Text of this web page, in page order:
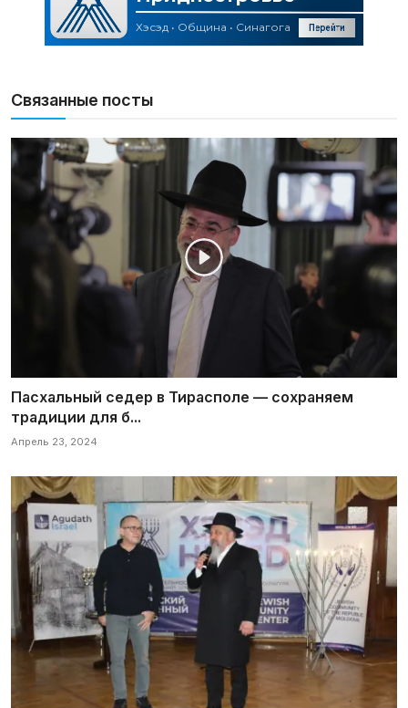
Связанные посты
Пасхальный седер в Тирасполе — сохраняем
традиции для б...
Апрель 23, 2024